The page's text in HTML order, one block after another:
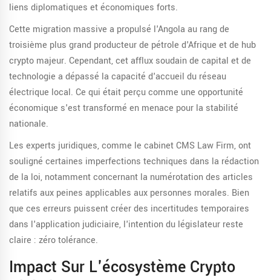
liens diplomatiques et économiques forts.
Cette migration massive a propulsé l'Angola au rang de
troisième plus grand producteur de pétrole d'Afrique et de hub
crypto majeur. Cependant, cet afflux soudain de capital et de
technologie a dépassé la capacité d'accueil du réseau
électrique local. Ce qui était perçu comme une opportunité
économique s'est transformé en menace pour la stabilité
nationale.
Les experts juridiques, comme le cabinet CMS Law Firm, ont
souligné certaines imperfections techniques dans la rédaction
de la loi, notamment concernant la numérotation des articles
relatifs aux peines applicables aux personnes morales. Bien
que ces erreurs puissent créer des incertitudes temporaires
dans l'application judiciaire, l'intention du législateur reste
claire : zéro tolérance.
Impact Sur L'écosystème Crypto